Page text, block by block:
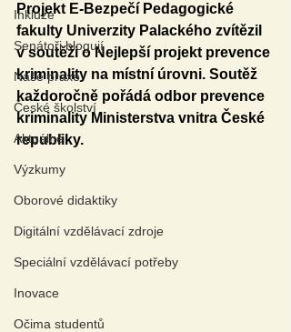
Inkluze
Senátoři blogují
Naše praxe
České školství
Aktuálně
Výzkumy
Oborové didaktiky
Digitální vzdělávací zdroje
Speciální vzdělávací potřeby
Inovace
Očima studentů
Projekt E-Bezpečí Pedagogické
fakulty Univerzity Palackého zvítězil
v soutěži o Nejlepší projekt prevence
kriminality na místní úrovni. Soutěž
každoročně pořádá odbor prevence
kriminality Ministerstva vnitra České
republiky.